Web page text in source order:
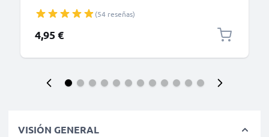
(54 reseñas)
4,95 €
VISIÓN GENERAL